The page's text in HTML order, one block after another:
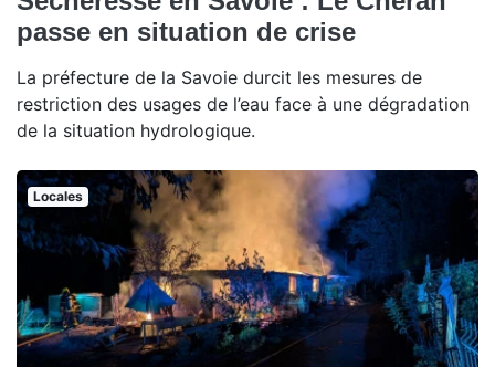
passe en situation de crise
La préfecture de la Savoie durcit les mesures de
restriction des usages de l’eau face à une dégradation
de la situation hydrologique.
Locales